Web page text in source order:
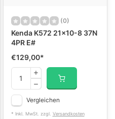
(0)
Kenda K572 21x10-8 37N
4PR E#
€129,00*
Vergleichen
* Inkl. MwSt. zzgl. Versandkosten